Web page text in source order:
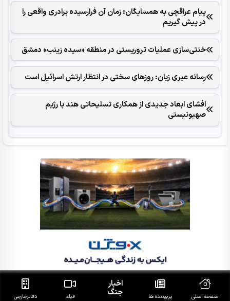
پیام عراقچی به همسایگان: زمان آن فرارسیده برادری واقعی را
در پیش گیریم
خنثی‌سازی عملیات تروریستی در منطقه «سیده زینب» دمشق
رسانه عبری زبان: روزهای سختی در انتظار ارتش اسرائیل است
افشای ابعاد جدیدی از همکاری تسلیحاتی هند با رژیم
صهیونیستی
صفحه اصلی پربیننده ها
اخبار
جنگ فیلم دفاتر‌خارجی